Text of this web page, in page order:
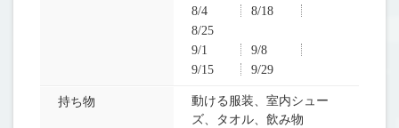
8/4
8/18
8/25
9/1
9/8
9/15
9/29
持ち物
動ける服装、室内シュー
ズ、タオル、飲み物